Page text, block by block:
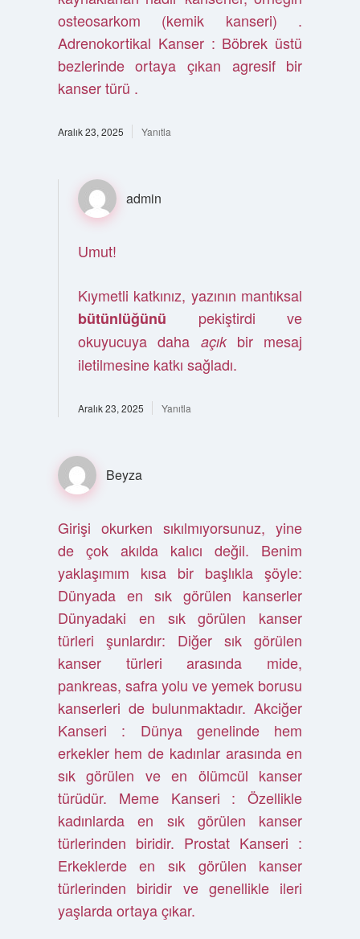
osteosarkom (kemik kanseri) .
Adrenokortikal Kanser : Böbrek üstü
bezlerinde ortaya çıkan agresif bir
kanser türü .
Aralık 23, 2025 Yanıtla
admin
Umut!
Kıymetli katkınız, yazının mantıksal
bütünlüğünü pekiştirdi ve
okuyucuya daha açıkbir mesaj
iletilmesine katkı sağladı.
Aralık 23, 2025 Yanıtla
Beyza
Girişi okurken sıkılmıyorsunuz, yine
de çok akılda kalıcı değil. Benim
yaklaşımım kısa bir başlıkla şöyle:
Dünyada en sık görülen kanserler
Dünyadaki en sık görülen kanser
türleri şunlardır: Diğer sık görülen
kanser türleri arasında mide,
pankreas, safra yolu ve yemek borusu
kanserleri de bulunmaktadır. Akciğer
Kanseri : Dünya genelinde hem
erkekler hem de kadınlar arasında en
sık görülen ve en ölümcül kanser
türüdür. Meme Kanseri : Özellikle
kadınlarda en sık görülen kanser
türlerinden biridir. Prostat Kanseri :
Erkeklerde en sık görülen kanser
türlerinden biridir ve genellikle ileri
yaşlarda ortaya çıkar.